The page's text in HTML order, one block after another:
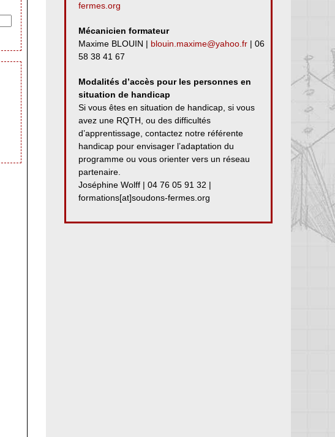
fermes.org
Mécanicien formateur
Maxime BLOUIN | blouin.maxime@yahoo.fr | 06
58 38 41 67
Modalités d’accès pour les personnes en
situation de handicap
Si vous êtes en situation de handicap, si vous
avez une RQTH, ou des difficultés
d’apprentissage, contactez notre référente
handicap pour envisager l’adaptation du
programme ou vous orienter vers un réseau
partenaire.
Joséphine Wolff | 04 76 05 91 32 |
formations[at]soudons-fermes.org